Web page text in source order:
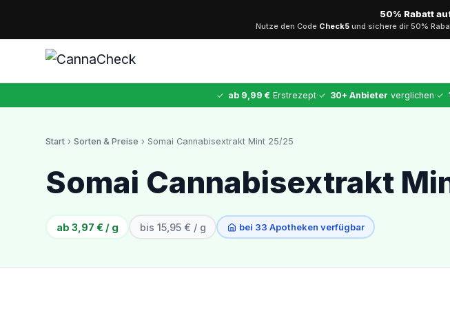
50% Rabatt
Nutze den Code Check5 und sichere dir 50%
✓ ab 9,99 € Erstrezept·✓ 30+ Anbieter verglichen·✓
✕
CannaZen
Start › Sorten & Preise › Somai Cannabisextrakt Mint 25/25
Somai Cannabisextrakt
ab 3,97 € / g bis 15,95 € / g bei 33 Apotheken verfügbar